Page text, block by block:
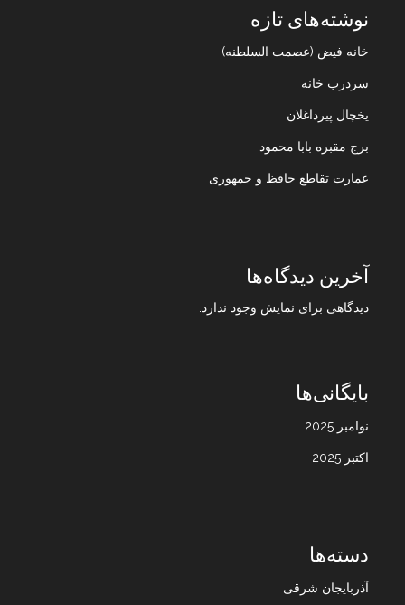
نوشته‌های تازه
خانه فیض (عصمت السلطنه)
سردرب خانه
یخچال پیرداغلان
برج مقبره بابا محمود
عمارت تقاطع حافظ و جمهوری
آخرین دیدگاه‌ها
دیدگاهی برای نمایش وجود ندارد.
بایگانی‌ها
نوامبر 2025
اکتبر 2025
دسته‌ها
آذربایجان شرقی